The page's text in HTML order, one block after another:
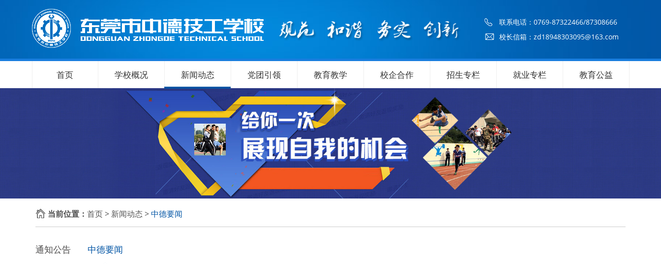
联系电话： 0769-87322466/87308666
校长信箱：zd18948303095@163.com
首页 学校概况 新闻动态 党团引领 教育教学 校企合作 招生专栏 就业专栏 教育公益
当前位置： 首页> 新闻动态>中德要闻
通知公告 中德要闻